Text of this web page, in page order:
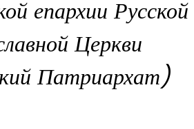
епархии Русской
Церкви
Патриархат)